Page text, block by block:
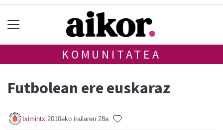
KOMUNITATEA
Futbolean ere euskaraz
tximintx 2010eko irailaren 28a